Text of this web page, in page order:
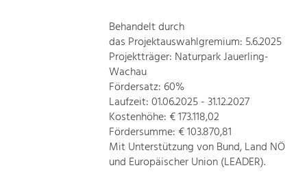
Behandelt durch
das Projektauswahlgremium: 5.6.2025
Projektträger: Naturpark Jauerling-
Wachau
Fördersatz: 60%
Laufzeit: 01.06.2025 - 31.12.2027
Kostenhöhe: € 173.118,02
Fördersumme: € 103.870,81
Mit Unterstützung von Bund, Land NÖ
und Europäischer Union (LEADER).